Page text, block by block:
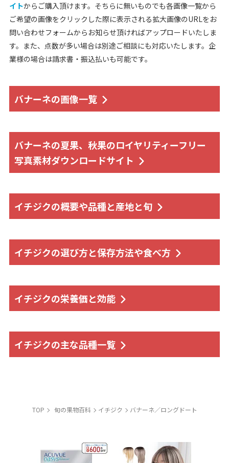
イトからご購入頂けます。そちらに無いものでも各画像一覧から
ご希望の画像をクリックした際に表示される拡大画像のURLをお
問い合わせフォームからお知らせ頂ければアップロードいたしま
す。また、点数が多い場合は別途ご相談にも対応いたします。企
業様の場合は請求書・振込払いも可能です。
バナーネの画像一覧
バナーネの夏果、秋果のロイヤリティーフリー
写真素材ダウンロードサイト
イチジクの概要や品種と産地と旬
イチジクの選び方と保存方法や食べ方
イチジクの栄養価と効能
イチジクの主な品種一覧
TOP 旬の果物百科 イチジク バナーネ／ロングドート